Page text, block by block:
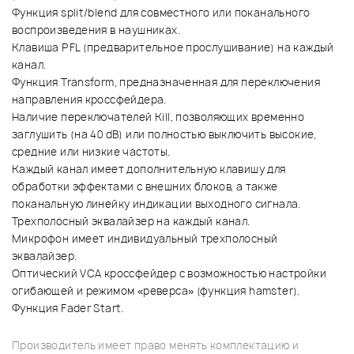
Функция split/blend для совместного или поканального
воспроизведения в наушниках.
Клавиша PFL (предварительное прослушивание) на каждый
канал.
Функция Transform, предназначенная для переключения
направления кроссфейдера.
Наличие переключателей Kill, позволяющих временно
заглушить (на 40 dB) или полностью выключить высокие,
средние или низкие частоты.
Каждый канал имеет дополнительную клавишу для
обработки эффектами с внешних блоков, а также
поканальную линейку индикации выходного сигнала.
Трехполосный эквалайзер на каждый канал.
Микрофон имеет индивидуальный трехполосный
эквалайзер.
Оптический VCA кроссфейдер с возможностью настройки
огибающей и режимом «реверса» (функция hamster).
Функция Fader Start.
Производитель имеет право менять комплектацию и